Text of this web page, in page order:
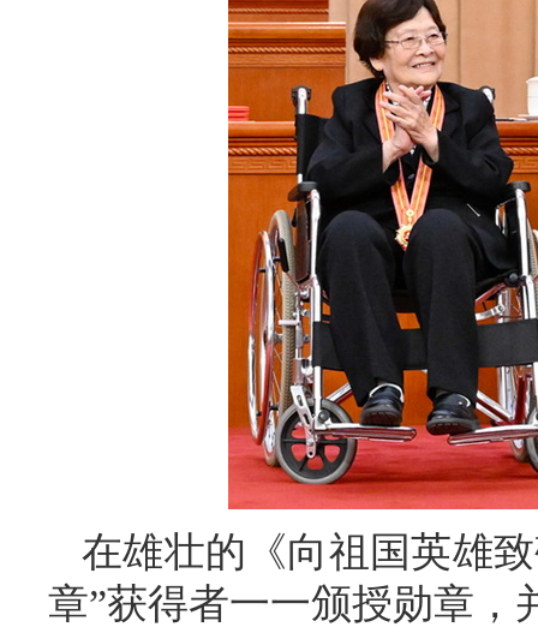
在雄壮的《向祖国英雄
章”获得者一一颁授勋章，